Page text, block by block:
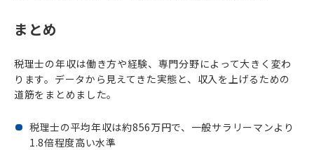
まとめ
税理士の年収は働き方や経験、専門分野によって大きく変わ
ります。データから見えてきた実態と、収入を上げるための
道筋をまとめました。
税理士の平均年収は約856万円で、一般サラリーマンより
1.8倍程度高い水準